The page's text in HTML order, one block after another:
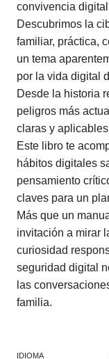
convivencia
Descubrimos la
familiar, práctica,
un tema
por la vida digital
Desde la historia
peligros más
claras y
Este libro te
hábitos digitales
pensamiento
claves para un
Más que un
invitación a mirar
curiosidad
seguridad digital
las
familia.
IDIOMA